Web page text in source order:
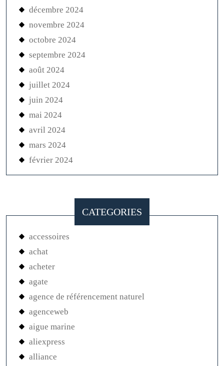
décembre 2024
novembre 2024
octobre 2024
septembre 2024
août 2024
juillet 2024
juin 2024
mai 2024
avril 2024
mars 2024
février 2024
CATEGORIES
accessoires
achat
acheter
agate
agence de référencement naturel
agenceweb
aigue marine
aliexpress
alliance